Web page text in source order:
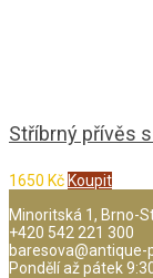
Stříbrný přívěs
1650 Kč Koupit
Minoritská 1, Brno-
+420 542 221 300
baresova@antique-
Pondělí až pátek